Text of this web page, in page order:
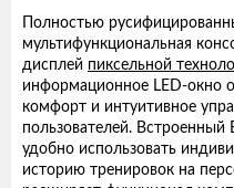
Полностью
мультифункциональная
дисплей пиксельной
информационное LED-окно
комфорт и интуитивное
пользователей.
удобно использовать
историю тренировок на